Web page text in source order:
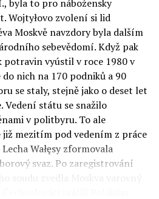
byla to pro nábožensky
Wojtyłovo zvolení si lid
Moskvě navzdory byla dalším
sebevědomí. Když pak
potravin vyústil v roce 1980 v
nich na 170 podniků a 90
se staly, stejně jako o deset let
Vedení státu se snažilo
v politbyru. To ale
již mezitím pod vedením z práce
Wałęsy zformovala
svaz. Po zaregistrování